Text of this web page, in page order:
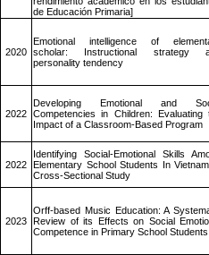
de Educación Primaria]
2020
Emotional intelligence of
scholar: Instructional strategy
personality tendency
2022
Developing Emotional and
Competencies in Children: Evaluating
Impact of a Classroom-Based Program
2022
Identifying Social-Emotional Skills
Elementary School Students In
Cross-Sectional Study
2023
Orff-based Music Education: A
Review of its Effects on Social
Competence in Primary School Students